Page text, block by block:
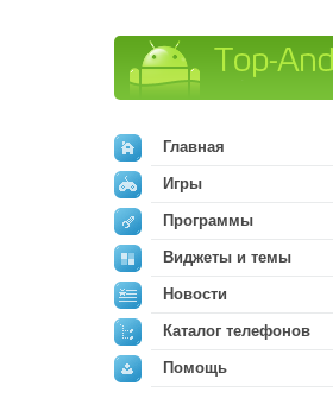
Главная
Игры
Программы
Виджеты и темы
Новости
Каталог телефонов
Помощь